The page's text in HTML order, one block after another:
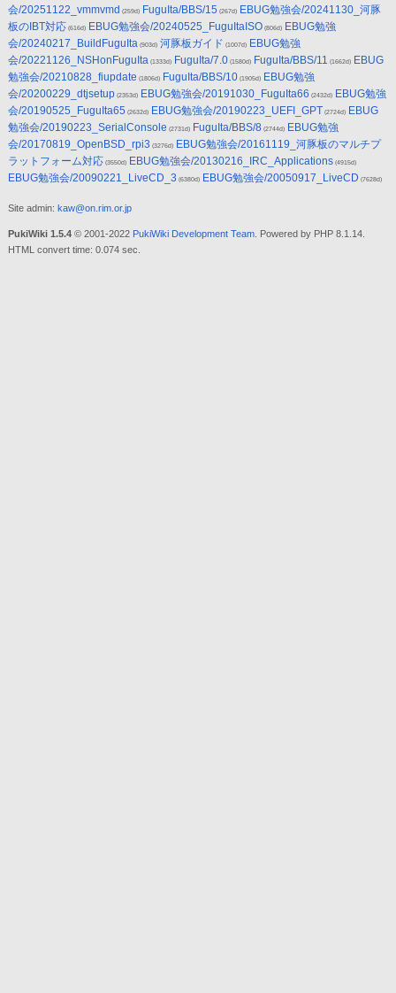
会/20251122_vmmvmd (259d) FuguIta/BBS/15 (267d) EBUG勉強会/20241130_河豚
板のIBT対応(616d) EBUG勉強会/20240525_FuguItaISO(806d) EBUG勉強
会/20240217_BuildFuguIta (903d) 河豚板ガイド (1007d) EBUG勉強
会/20221126_NSHonFuguIta (1333d) FuguIta/7.0(1580d) FuguIta/BBS/11 (1662d) EBUG
勉強会/20210828_fiupdate (1806d) FuguIta/BBS/10(1905d) EBUG勉強
会/20200229_dtjsetup(2353d) EBUG勉強会/20191030_FuguIta66 (2432d) EBUG勉強
会/20190525_FuguIta65 (2632d) EBUG勉強会/20190223_UEFI_GPT (2724d) EBUG
勉強会/20190223_SerialConsole (2731d) FuguIta/BBS/8(2744d) EBUG勉強
会/20170819_OpenBSD_rpi3 (3276d) EBUG勉強会/20161119_河豚板のマルチプ
ラットフォーム対応(3550d) EBUG勉強会/20130216_IRC_Applications(4915d)
EBUG勉強会/20090221_LiveCD_3 (6380d) EBUG勉強会/20050917_LiveCD (7628d)
Site admin: kaw@on.rim.or.jp
PukiWiki 1.5.4© 2001-2022 PukiWiki Development Team. Powered by PHP 8.1.14.
HTML convert time: 0.074 sec.